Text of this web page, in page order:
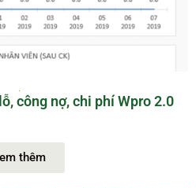
công nợ, chi phí Wpro 2.0
thêm